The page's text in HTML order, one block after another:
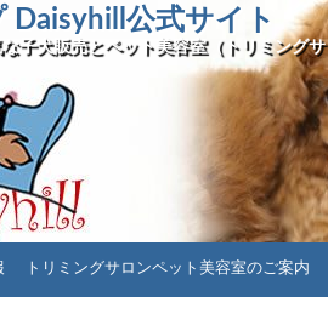
Daisyhill公式サイト
子犬販売とペット美容室（トリミン
トリミングサロンペット美容室のご案内